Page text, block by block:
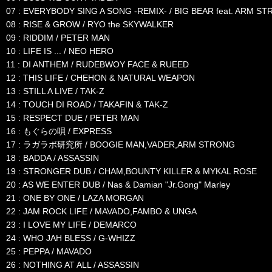
07 : EVERYBODY SING A SONG -REMIX- / BIG BEAR feat. ARM
08 : RISE & GROW / RYO the SKYWALKER
09 : RIDDIM / PETER MAN
10 : LIFE IS ... / NEO HERO
11 : DI ANTHEM / RUDEBWOY FACE & RUEED
12 : THIS LIFE / CHEHON & NATURAL WEAPON
13 : STILL A LIVE / TAK-Z
14 : TOUCH DI ROAD / TAKAFIN & TAK-Z
15 : RESPECT DUE / PETER MAN
16 : もぐらの唄 / EXPRESS
17 : ラガラボ研究所 / BOOGIE MAN,VADER,ARM STRONG
18 : BADDA / ASSASSIN
19 : STRONGER DUB / CHAM,BOUNTY KILLER & MYKAL ROSE
20 : AS WE ENTER DUB / Nas & Damian "Jr.Gong" Marley
21 : ONE BY ONE / LAZA MORGAN
22 : JAM ROCK LIFE / MAVADO,FAMBO & UNGA
23 : I LOVE MY LIFE / DEMARCO
24 : WHO JAH BLESS / G-WHIZZ
25 : PEPPA / MAVADO
26 : NOTHING AT ALL / ASSASSIN